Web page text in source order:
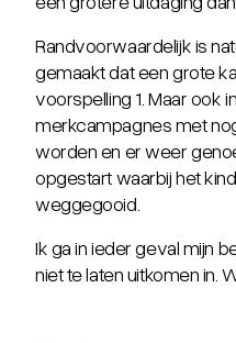
Randvoorwaardelijk is
gemaakt dat een grote
voorspelling 1. Maar ook
merkcampagnes met
worden en er weer
opgestart waarbij het
weggegooid.
Ik ga in ieder geval mijn
niet te laten uitkomen in.